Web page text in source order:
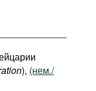
), (нем./